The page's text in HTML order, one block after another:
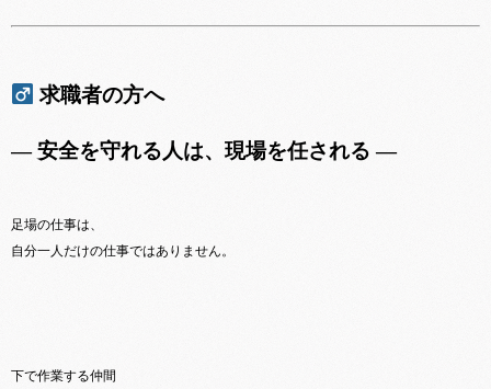
求職者の方へ
― 安全を守れる人は、現場を任される ―
足場の仕事は、
自分一人だけの仕事ではありません。
下で作業する仲間